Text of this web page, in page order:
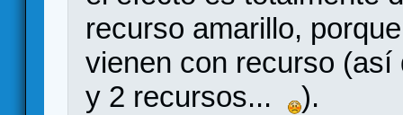
recurso amarillo,
vienen con recurso
y 2 recursos... ).